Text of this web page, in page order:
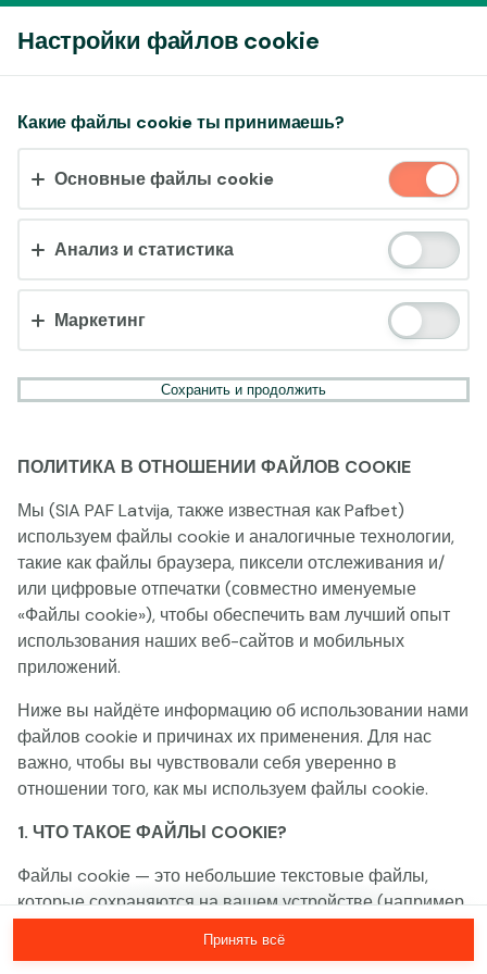
Эта игра недоступна как демо-версия.
Пожалуйста, авторизуйся, чтобы играть в
эту игру на реальные деньги.
Войти
Принять файлы cookie?
На этом веб-сайте используются 3 различных типа
файлов cookie: основные, отслеживающие и
маркетинговые.
Настройки и информация
Настройки файлов cookie
Какие файлы cookie ты принимаешь?
Основные файлы cookie
Анализ и статистика
Маркетинг
Сохранить и продолжить
ПОЛИТИКА В ОТНОШЕНИИ ФАЙЛОВ COOKIE
Мы (SIA PAF Latvija, также известная как Pafbet)
используем файлы cookie и аналогичные технологии,
такие как файлы браузера, пиксели отслеживания и/
или цифровые отпечатки (совместно именуемые
«Файлы cookie»), чтобы обеспечить вам лучший опыт
использования наших веб-сайтов и мобильных
приложений.
Ниже вы найдёте информацию об использовании нами
файлов cookie и причинах их применения. Для нас
важно, чтобы вы чувствовали себя уверенно в
отношении того, как мы используем файлы cookie.
1. ЧТО ТАКОЕ ФАЙЛЫ COOKIE?
Файлы cookie — это небольшие текстовые файлы,
которые сохраняются на вашем устройстве (например,
на компьютере, мобильном телефоне или планшете)
при посещении наших веб-сайтов. Размещение
Принять всё